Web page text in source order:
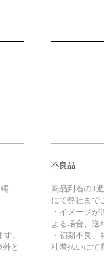
。
と
不良品
商品到着の1
にて弊社まで
・イメージ
よる場合、送
・初期不良
社着払いにて